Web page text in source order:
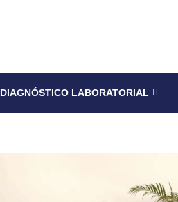
DIAGNÓSTICO LABORATORIAL